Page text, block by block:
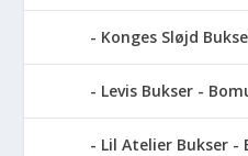
Konges Sløjd
Levis Bukser -
Lil Atelier Bukser -